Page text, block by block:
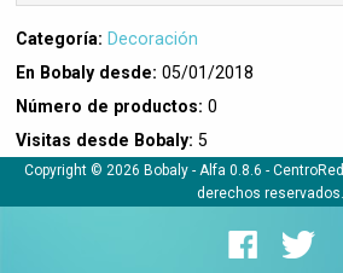
Categoría: Decoración
En Bobaly desde: 05/01/2018
Número de productos: 0
Visitas desde Bobaly: 5
Copyright © 2026 Bobaly - Alfa 0.8.6 -
derechos reservados.